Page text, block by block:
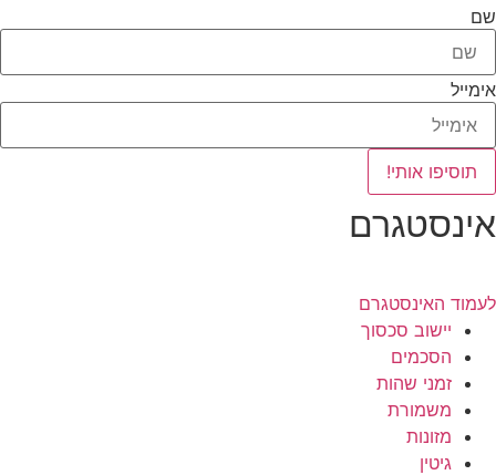
שם
אימייל
תוסיפו אותי!
אינסטגרם
לעמוד האינסטגרם
יישוב סכסוך
הסכמים
זמני שהות
משמורת
מזונות
גיטין